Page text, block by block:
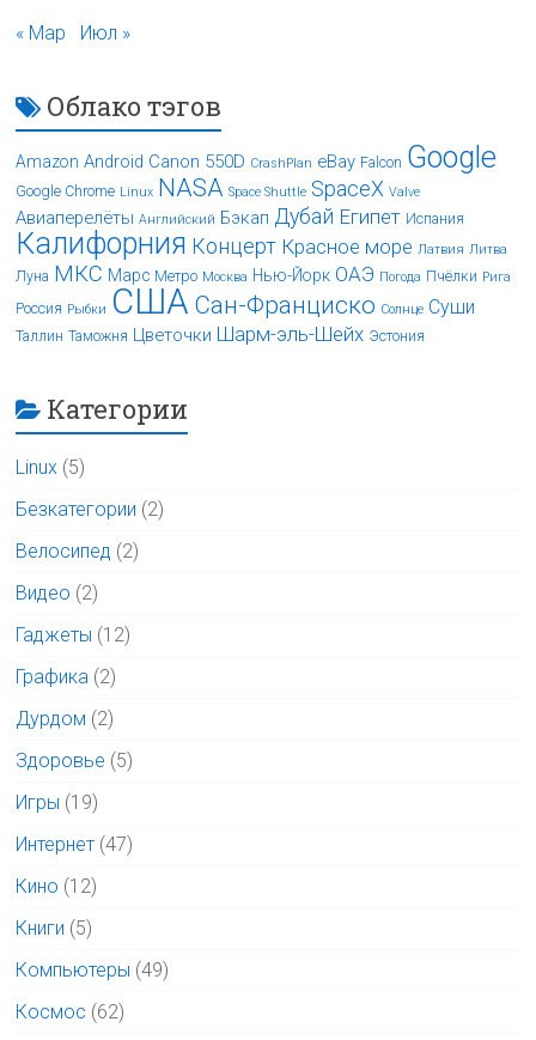
« Мар Июл »
Облако тэгов
Amazon Android Canon 550D CrashPlan eBay Falcon Google
Google Chrome Linux NASA Space Shuttle SpaceX Valve
Авиаперелёты Английский Бэкап Дубай Египет Испания
Калифорния Концерт Красное море Латвия Литва
Луна МКС Марс Метро Москва Нью-Йорк ОАЭ Погода Пчёлки Рига
Россия Рыбки США Сан-Франциско Солнце Суши
Таллин Таможня Цветочки Шарм-эль-Шейх Эстония
Категории
Linux (5)
Безкатегории (2)
Велосипед (2)
Видео (2)
Гаджеты (12)
Графика (2)
Дурдом (2)
Здоровье (5)
Игры (19)
Интернет (47)
Кино (12)
Книги (5)
Компьютеры (49)
Космос (62)